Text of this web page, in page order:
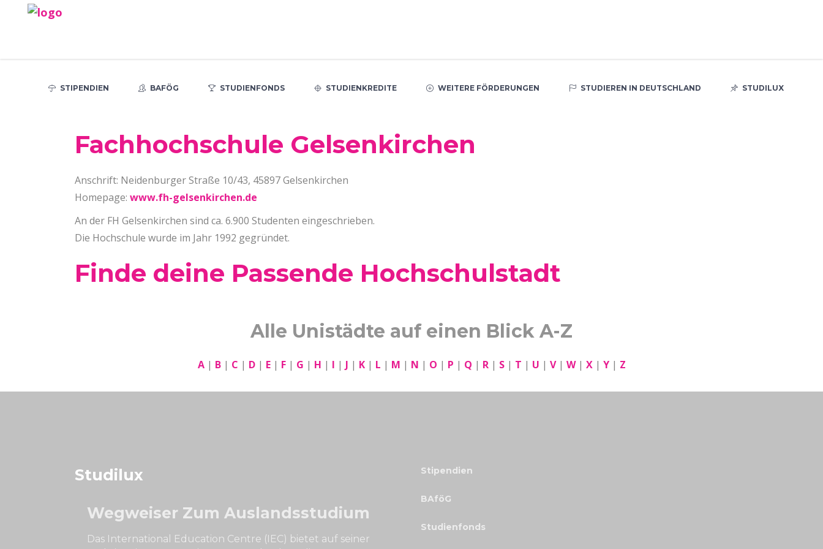
STIPENDIEN BAFÖG STUDIENFONDS STUDIENKREDITE WEITERE FÖRDERUNGEN STUDIEREN IN DEUTSCHLAND STUDILUX
Fachhochschule Gelsenkirchen
Anschrift: Neidenburger Straße 10/43, 45897 Gelsenkirchen
Homepage: www.fh-gelsenkirchen.de
An der FH Gelsenkirchen sind ca. 6.900 Studenten eingeschrieben.
Die Hochschule wurde im Jahr 1992 gegründet.
Finde deine Passende Hochschulstadt
Alle Unistädte auf einen Blick A-Z
A| B| C | D| E| F| G | H | I | J | K| L | M | N | O | P | Q | R| S| T | U | V| W| X| Y| Z
Studilux
Wegweiser Zum Auslandsstudium
Das International Education Centre (IEC) bietet auf seiner
Stipendien
BAföG
Studienfonds